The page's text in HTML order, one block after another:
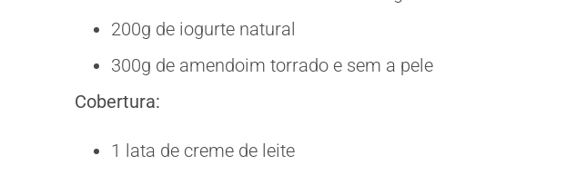
200g de iogurte natural
300g de amendoim torrado e sem a pele
Cobertura:
1 lata de creme de leite